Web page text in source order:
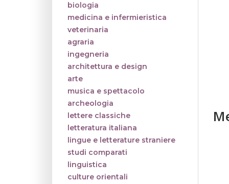
biologia
medicina e infermieristica
veterinaria
agraria
ingegneria
architettura e design
arte
musica e spettacolo
archeologia
lettere classiche
letteratura italiana
lingue e letterature straniere
studi comparati
linguistica
culture orientali